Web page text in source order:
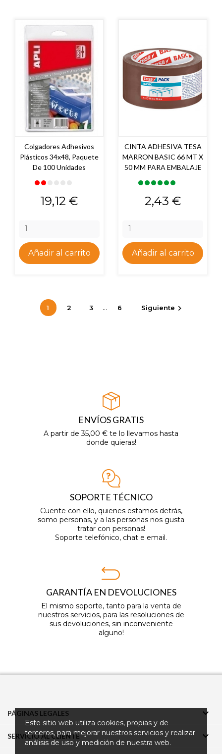
Este sitio web utiliza cookies, propias y de
terceros, para mejorar nuestros servicios y realizar
análisis de uso y medición de nuestra web.
Colgadores Adhesivos
Plásticos 34x48, Paquete
De 100 Unidades
Precio
19,12 €
Añadir al carrito
CINTA ADHESIVA TESA
MARRON BASIC 66 MT X
50 MM PARA EMBALAJE
Precio
2,43 €
Añadir al carrito
1 2 3 … 6 Siguiente 
ENVÍOS GRATIS
A partir de 35,00 € te lo llevamos hasta
donde quieras!
SOPORTE TÉCNICO
Cuente con ello, quienes estamos detrás,
somo personas, y a las personas nos gusta
tratar con personas!
Soporte telefónico, chat e email.
GARANTÍA EN DEVOLUCIONES
El mismo soporte, tanto para la venta de
nuestros servicios, para las resoluciones de
sus devoluciones, sin inconveniente
alguno!
PÁGINAS LEGALES 
SERVICIO AL CLIENTE
